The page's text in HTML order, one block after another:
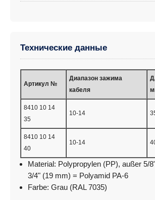
Технические данные
Артикул №
Диапазон зажима
кабеля
8410 10 14
35
10-14
8410 10 14
40
10-14
Material: Polypropylen (PP), außer 5/
3/4" (19 mm) = Polyamid PA-6
Farbe: Grau (RAL 7035)